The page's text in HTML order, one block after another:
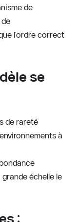
de
l'ordre correct
se
de rareté
à
échelle le
: